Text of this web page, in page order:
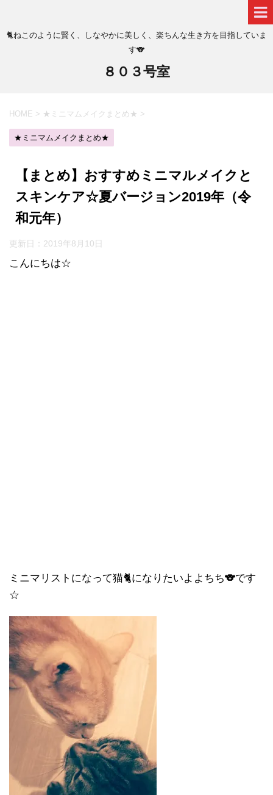
🐈ねこのように賢く、しなやかに美しく、楽ちんな生き方を目指していま
す🐨
８０３号室
HOME > ★ミニマムメイクまとめ★ >
★ミニマムメイクまとめ★
【まとめ】おすすめミニマルメイクと
スキンケア☆夏バージョン2019年（令
和元年）
更新日： 2019年8月10日
こんにちは☆
ミニマリストになって猫🐈になりたいよよちち🐨です
☆